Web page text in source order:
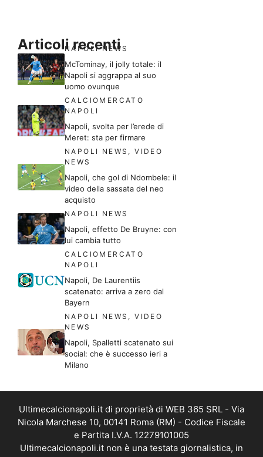
Articoli recenti
NAPOLI NEWS
McTominay, il jolly totale: il
Napoli si aggrappa al suo
uomo ovunque
CALCIOMERCATO
NAPOLI
Napoli, svolta per l’erede di
Meret: sta per firmare
NAPOLI NEWS ,VIDEO
NEWS
Napoli, che gol di Ndombele: il
video della sassata del neo
acquisto
NAPOLI NEWS
Napoli, effetto De Bruyne: con
lui cambia tutto
CALCIOMERCATO
NAPOLI
Napoli, De Laurentiis
scatenato: arriva a zero dal
Bayern
NAPOLI NEWS ,VIDEO
NEWS
Napoli, Spalletti scatenato sui
social: che è successo ieri a
Milano
Ultimecalcionapoli.it di proprietà di WEB 365 SRL - Via
Nicola Marchese 10, 00141 Roma (RM) - Codice Fiscale
e Partita I.V.A. 12279101005
Ultimecalcionapoli.it non è una testata giornalistica, in